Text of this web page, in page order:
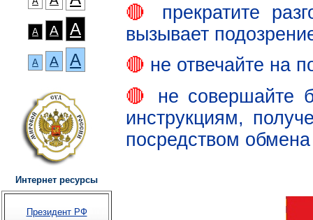
А А А
А А А
Интернет ресурсы
Президент РФ
🔴
прекратите
вызывает
🔴 не отвечайте на
🔴
не совершайте
инструкциям,
посредством